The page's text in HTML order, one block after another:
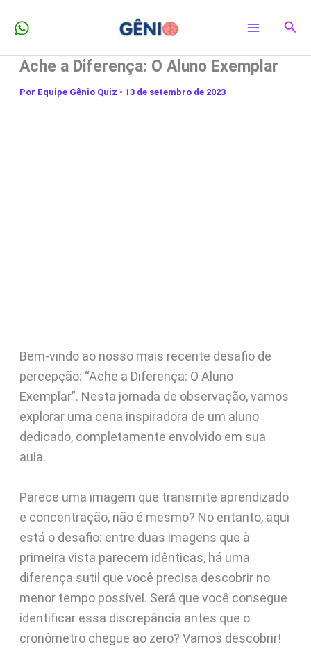
para
conteúdo
Ache a Diferença: O Aluno Exemplar
Por Equipe Gênio Quiz • 13 de setembro de 2023
Bem-vindo ao nosso mais recente desafio de
percepção: “Ache a Diferença: O Aluno
Exemplar”. Nesta jornada de observação, vamos
explorar uma cena inspiradora de um aluno
dedicado, completamente envolvido em sua
aula.
Parece uma imagem que transmite aprendizado
e concentração, não é mesmo? No entanto, aqui
está o desafio: entre duas imagens que à
primeira vista parecem idênticas, há uma
diferença sutil que você precisa descobrir no
menor tempo possível. Será que você consegue
identificar essa discrepância antes que o
cronômetro chegue ao zero? Vamos descobrir!